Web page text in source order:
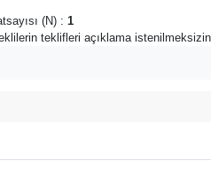
(N) : 1
teklifleri açıklama